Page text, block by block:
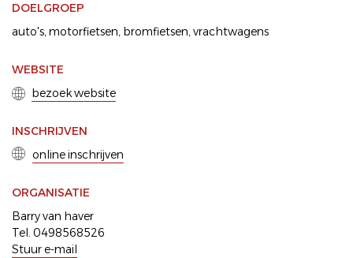
DOELGROEP
auto's motorfietsen bromfietsen vrachtwagens
WEBSITE
bezoek website
INSCHRIJVEN
online inschrijven
ORGANISATIE
Barry van haver
Tel. 0498568526
Stuur e-mail